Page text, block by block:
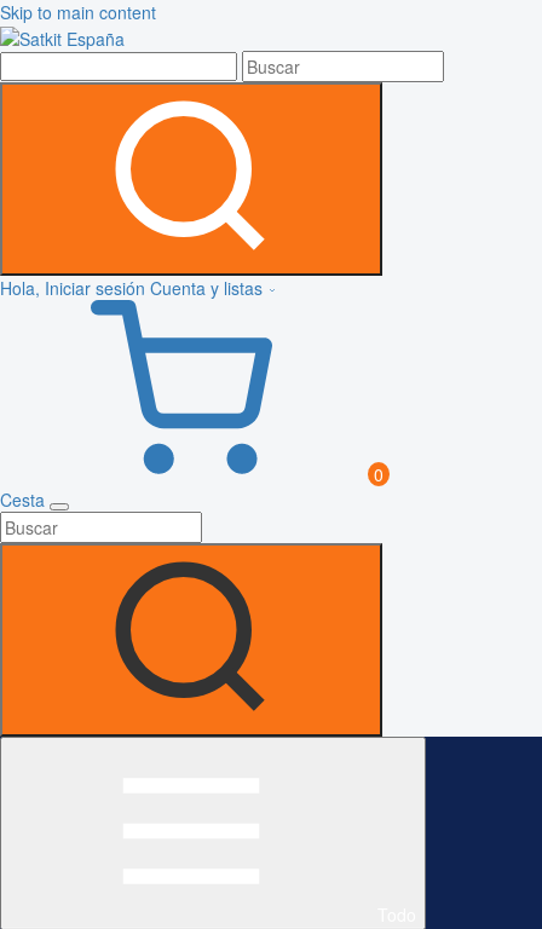
Skip to main content
Hola, Iniciar sesión Cuenta y listas
0
Cesta